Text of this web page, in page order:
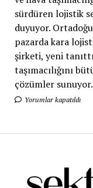
sürdüren lojistik
duyuyor.
pazarda kara
şirketi, yeni
taşımacılığını
çözümler sunuyor.
Yorumlar kapatıldı